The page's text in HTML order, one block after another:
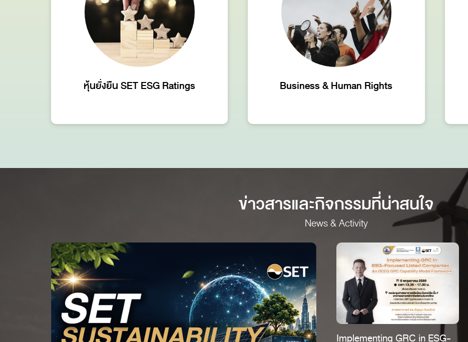
หุ้นยั่งยืน SET ESG Ratings Business & Human Rights
ข่าวสารและกิจกรรมที่น่าสนใจ
News & Activity
Implementing GRC in ESG-